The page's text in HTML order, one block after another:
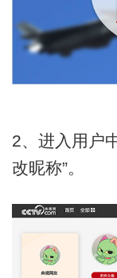
2、进入用户
改昵称”。